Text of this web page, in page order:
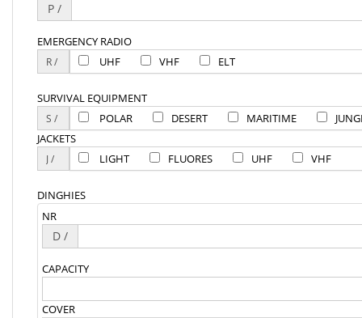
P /
EMERGENCY RADIO
UHF
VHF ELT
SURVIVAL EQUIPMENT
POLAR
DESERT MARITIME
JACKETS
LIGHT
FLUORES UHF VHF
DINGHIES
NR
D /
CAPACITY
COVER